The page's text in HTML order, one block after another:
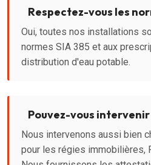
Respectez-vous les
Oui, toutes nos installations
normes SIA 385 et aux
distribution d'eau potable.
Pouvez-vous
Nous intervenons aussi bien
pour les régies immobilières,